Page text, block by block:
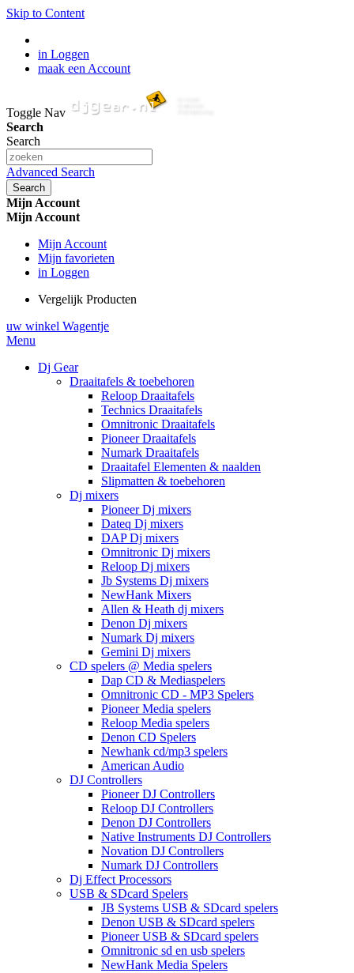
Skip to Content
in Loggen
maak een Account
Toggle Nav
Search
Search
Advanced Search
Search
Mijn Account
Mijn Account
Mijn Account
Mijn favorieten
in Loggen
Vergelijk Producten
uw winkel Wagentje
Menu
Dj Gear
Draaitafels & toebehoren
Reloop Draaitafels
Technics Draaitafels
Omnitronic Draaitafels
Pioneer Draaitafels
Numark Draaitafels
Draaitafel Elementen & naalden
Slipmatten & toebehoren
Dj mixers
Pioneer Dj mixers
Dateq Dj mixers
DAP Dj mixers
Omnitronic Dj mixers
Reloop Dj mixers
Jb Systems Dj mixers
NewHank Mixers
Allen & Heath dj mixers
Denon Dj mixers
Numark Dj mixers
Gemini Dj mixers
CD spelers @ Media spelers
Dap CD & Mediaspelers
Omnitronic CD - MP3 Spelers
Pioneer Media spelers
Reloop Media spelers
Denon CD Spelers
Newhank cd/mp3 spelers
American Audio
DJ Controllers
Pioneer DJ Controllers
Reloop DJ Controllers
Denon DJ Controllers
Native Instruments DJ Controllers
Novation DJ Controllers
Numark DJ Controllers
Dj Effect Processors
USB & SDcard Spelers
JB Systems USB & SDcard spelers
Denon USB & SDcard spelers
Pioneer USB & SDcard spelers
Omnitronic sd en usb spelers
NewHank Media Spelers